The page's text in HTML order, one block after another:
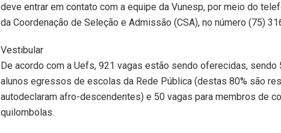
deve entrar em contato com a equipe da Vunesp, por meio do
da Coordenação de Seleção e Admissão (CSA), no número (75)
Vestibular
De acordo com a Uefs, 921 vagas estão sendo oferecidas, sendo
alunos egressos de escolas da Rede Pública (destas 80% são
autodeclaram afro-descendentes) e 50 vagas para membros de
quilombolas.